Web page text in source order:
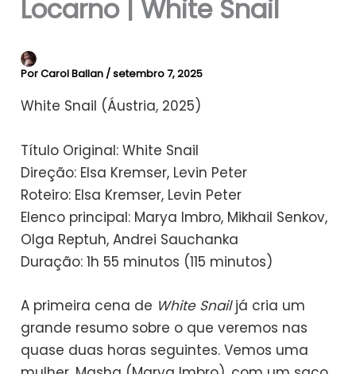
Locarno | White Snail
PorCarol Ballan /setembro 7, 2025
White Snail (Áustria, 2025)
Título Original: White Snail
Direção: Elsa Kremser, Levin Peter
Roteiro: Elsa Kremser, Levin Peter
Elenco principal: Marya Imbro, Mikhail Senkov,
Olga Reptuh, Andrei Sauchanka
Duração: 1h 55 minutos (115 minutos)
A primeira cena de White Snailjá cria um
grande resumo sobre o que veremos nas
quase duas horas seguintes. Vemos uma